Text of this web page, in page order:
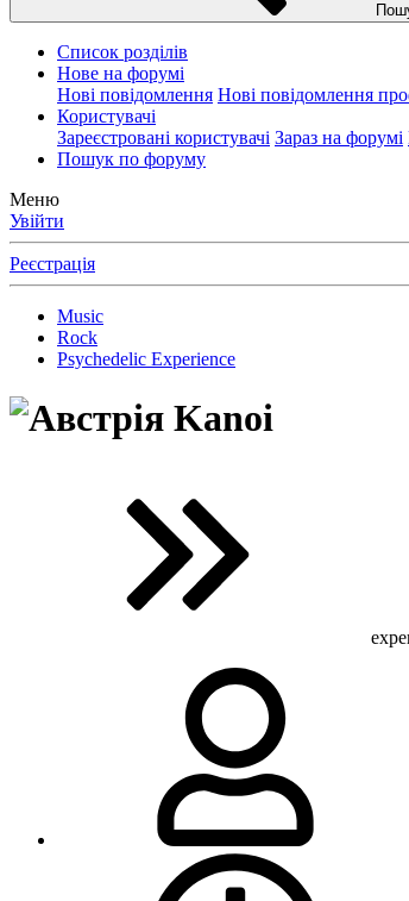
Список розділів
Нове на форумі
Нові повідомлення Нові повідомлення
Користувачі
Зареєстровані користувачі Зараз на форумі
Пошук по форуму
Меню
Увійти
Реєстрація
Music
Rock
Psychedelic Experience
Kanoi